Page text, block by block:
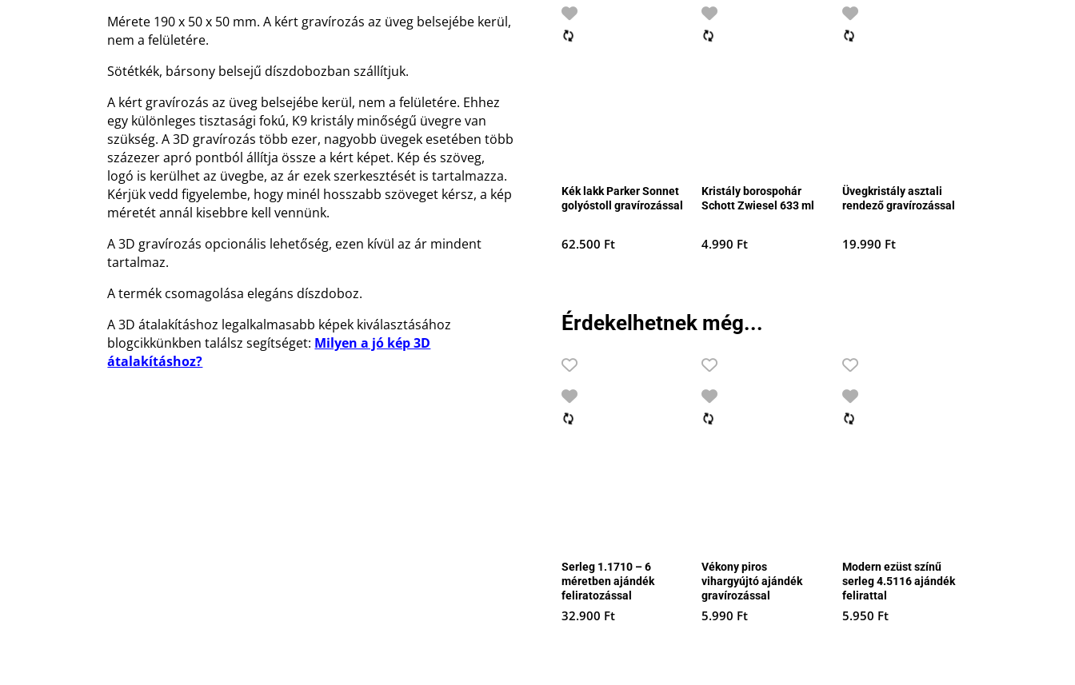
Mérete 190 x 50 x 50 mm. A kért gravírozás az üveg belsejébe kerül,
nem a felületére.
Sötétkék, bársony belsejű díszdobozban szállítjuk.
A kért gravírozás az üveg belsejébe kerül, nem a felületére. Ehhez
egy különleges tisztasági fokú, K9 kristály minőségű üvegre van
szükség. A 3D gravírozás több ezer, nagyobb üvegek esetében több
százezer apró pontból állítja össze a kért képet. Kép és szöveg,
logó is kerülhet az üvegbe, az ár ezek szerkesztését is tartalmazza.
Kérjük vedd figyelembe, hogy minél hosszabb szöveget kérsz, a kép
méretét annál kisebbre kell vennünk.
A 3D gravírozás opcionális lehetőség, ezen kívül az ár mindent
tartalmaz.
A termék csomagolása elegáns díszdoboz.
A 3D átalakításhoz legalkalmasabb képek kiválasztásához
blogcikkünkben találsz segítséget: Milyen a jó kép 3D
átalakításhoz?
Kék lakk Parker Sonnet
golyóstoll gravírozással
62.500 Ft
Kristály borospohár
Schott Zwiesel 633 ml
4.990 Ft
Üvegkristály asztali
rendező gravírozással
19.990 Ft
Érdekelhetnek még...
Serleg 1.1710 – 6
méretben ajándék
feliratozással
32.900 Ft
Vékony piros
vihargyújtó ajándék
gravírozással
5.990 Ft
Modern ezüst színű
serleg 4.5116 ajándék
felirattal
5.950 Ft